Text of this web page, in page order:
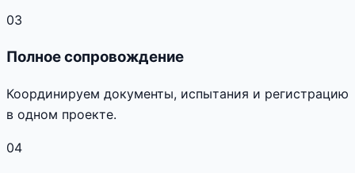
03
Полное сопровождение
Координируем документы, испытания и регистрацию
в одном проекте.
04